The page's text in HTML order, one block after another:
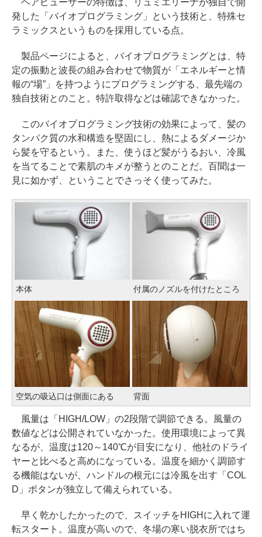
ヘアビューザーの特徴は、リュミエリーナが独自で開
発した「バイオプログラミング」という技術と、特殊セ
ラミックスというものを採用している点。
製品ページによると、バイオプログラミングとは、特
定の振動と波長の組み合わせで物質が「エネルギーと情
報の“場”」を持つようにプログラミングする、最先端の
独自技術とのこと。特許取得などは確認できなかった。
このバイオプログラミング技術の効果によって、髪の
タンパク質の水和構造を堅固にし、熱によるダメージか
ら髪を守るという。また、使うほど髪がうるおい、冷風
を当てることで素肌のキメが整うとのことだ。百聞は一
見に如かず、ということでさっそく使ってみた。
本体 付属のノズルを付けたところ
空気の吸込口は側面にある 背面
風量は「HIGH/LOW」の2段階で調節できる。風量の
数値などは公開されていなかった。使用環境によって異
なるが、温度は120～140℃が目安になり、他社のドライ
ヤーと比べると高めになっている。温度を細かく調節す
る機能はないが、ハンドルの根元には冷風を出す「COL
D」ボタンが独立して備えられている。
早く乾かしたかったので、スイッチをHIGHに入れて運
転スタート。温度が高いので、冬場の寒い脱衣所ではち